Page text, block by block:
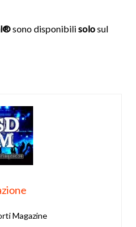
sono disponibilisolosul
Magazine